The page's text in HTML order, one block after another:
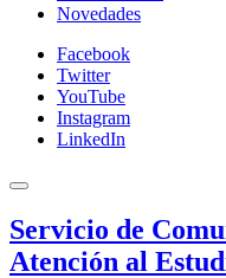
Novedades
Facebook
Twitter
YouTube
Instagram
LinkedIn
Servicio de
Atención al